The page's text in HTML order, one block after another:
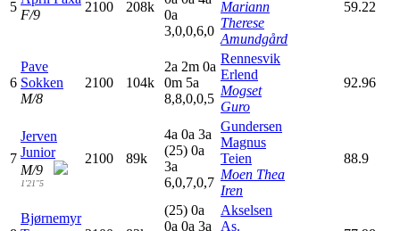
5
F/9
2100 208k
0a
3,0,0,6,0
Mariann
Therese
Amundgård
59.22
6
Pave
Sokken
M/8
2100 104k
2a 2m 0a
0m 5a
8,8,0,0,5
Rennesvik
Erlend
Mogset
Guro
92.96
7
Jerven
Junior
M/9
1'21"5
2100 89k
4a 0a 3a
(25) 0a
3a
6,0,7,0,7
Gundersen
Magnus
Teien
Moen Thea
Iren
88.9
Bjørnemyr
(25) 0a
0a 0a 3a
Akselsen
As.